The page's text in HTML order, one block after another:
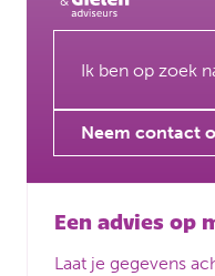
Neem contact
Een advies op
Laat je gegevens